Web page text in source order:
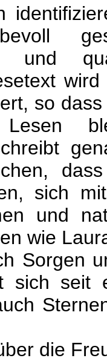
und
so
sich
und
wie
Sorgen
sich seit
die